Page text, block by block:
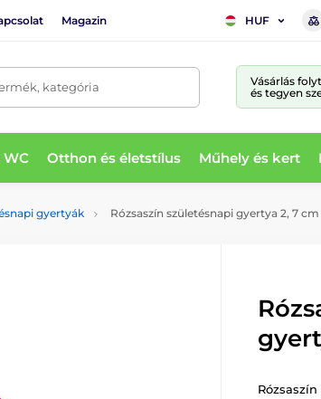
Magazin HUF
kategória Vásárlás
és tegyen
WC Otthon és életstílus Műhely és kert
gyertyák Rózsaszín születésnapi gyertya 2, 7 cm